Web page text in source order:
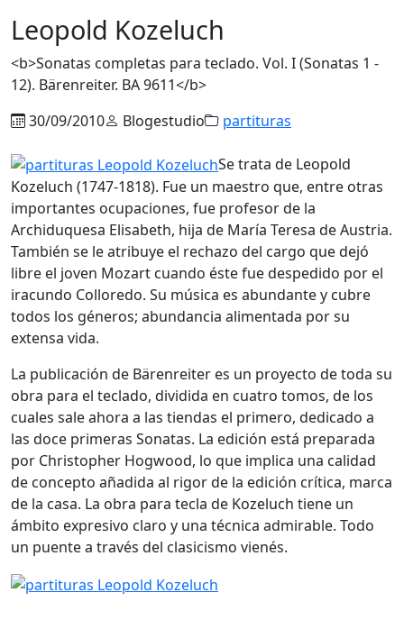
Leopold Kozeluch
<b>Sonatas completas para teclado. Vol. I (Sonatas 1 -
12). Bärenreiter. BA 9611</b>
30/09/2010
Blogestudio partituras
Se trata de Leopold
Kozeluch (1747-1818). Fue un maestro que, entre otras
importantes ocupaciones, fue profesor de la
Archiduquesa Elisabeth, hija de María Teresa de Austria.
También se le atribuye el rechazo del cargo que dejó
libre el joven Mozart cuando éste fue despedido por el
iracundo Colloredo. Su música es abundante y cubre
todos los géneros; abundancia alimentada por su
extensa vida.
La publicación de Bärenreiter es un proyecto de toda su
obra para el teclado, dividida en cuatro tomos, de los
cuales sale ahora a las tiendas el primero, dedicado a
las doce primeras Sonatas. La edición está preparada
por Christopher Hogwood, lo que implica una calidad
de concepto añadida al rigor de la edición crítica, marca
de la casa. La obra para tecla de Kozeluch tiene un
ámbito expresivo claro y una técnica admirable. Todo
un puente a través del clasicismo vienés.